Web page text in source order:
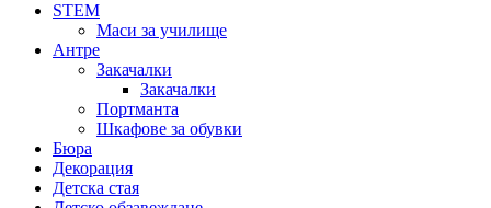
STEM
Маси за училище
Антре
Закачалки
Закачалки
Портманта
Шкафове за обувки
Бюра
Декорация
Детска стая